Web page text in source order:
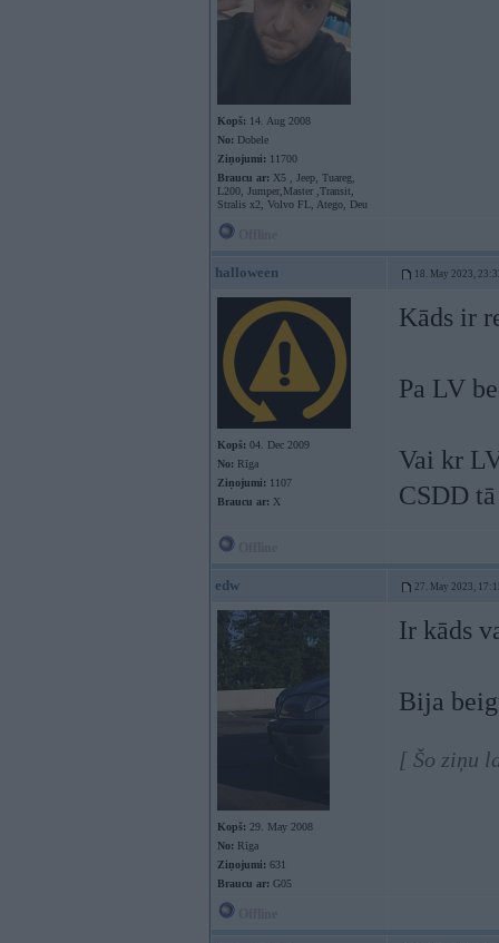
Kopš: 14. Aug 2008
No: Dobele
Ziņojumi: 11700
Braucu ar: X5 , Jeep, Tuareg,
L200, Jumper,Master ,Transit,
Stralis x2, Volvo FL, Atego, Deu
halloween 18. May 2023,
Kopš: 04. Dec 2009
No: Rīga
Ziņojumi: 1107
Braucu ar: X
Kāds ir
Pa LV
Vai kr
CSDD
edw 27. May 2023,
Kopš: 29. May 2008
No: Rīga
Ziņojumi: 631
Braucu ar: G05
Ir kāds
Bija
[ Šo ziņu